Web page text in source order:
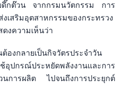
กต๊วน จากกรมนวัตกรรม การ
งเสริมอุตสาหกรรมของกระทรวง
งความเห็นว่า
องกลายเป็นกิจวัตรประจำวัน
อุปกรณ์ประหยัดพลังงานและการ
นการผลิต ไปจนถึงการประยุกต์